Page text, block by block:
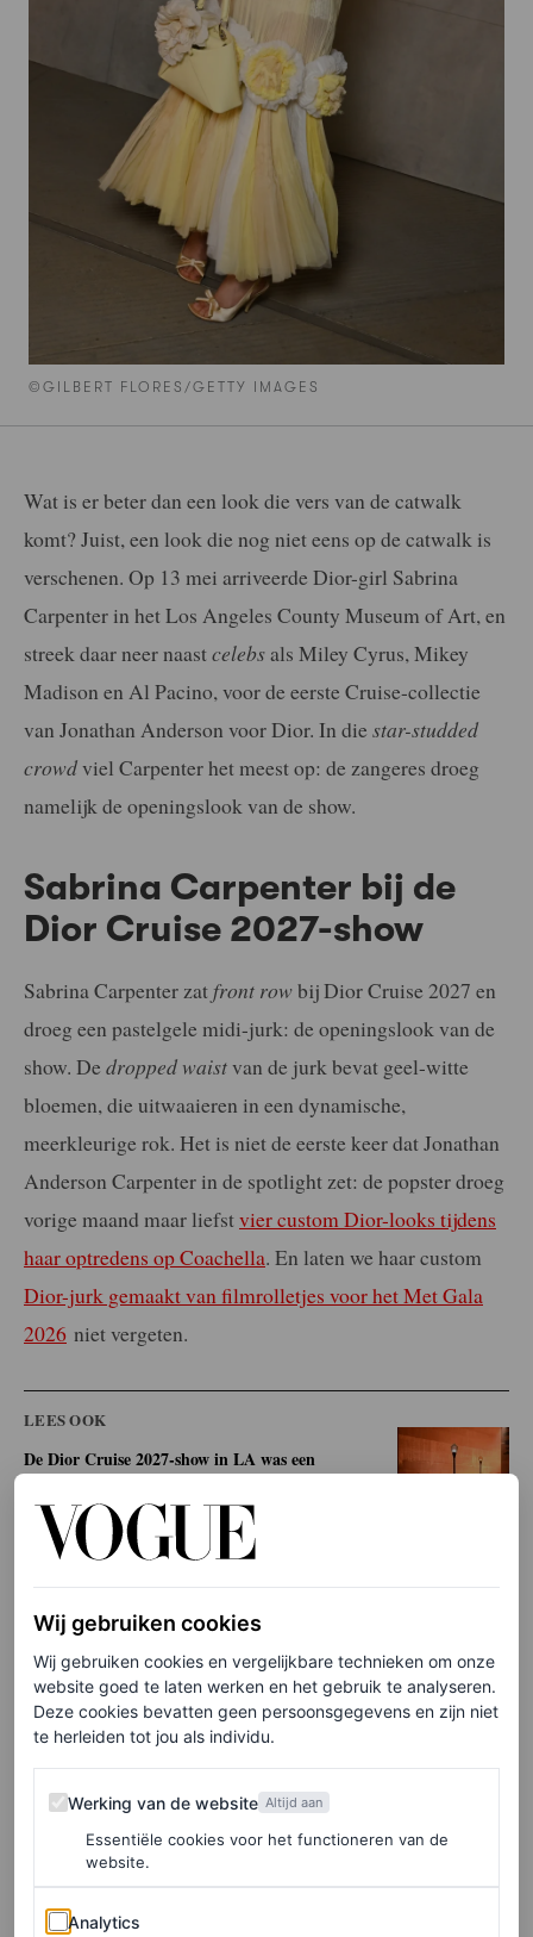
©GILBERT FLORES/GETTY IMAGES
Wat is er beter dan een look die vers van de catwalk
komt? Juist, een look die nog niet eens op de catwalk is
verschenen. Op 13 mei arriveerde Dior-girl Sabrina
Carpenter in het Los Angeles County Museum of Art, en
streek daar neer naastcelebsals Miley Cyrus, Mikey
Madison en Al Pacino, voor de eerste Cruise-collectie
van Jonathan Anderson voor Dior. In die star-studded
crowdviel Carpenter het meest op: de zangeres droeg
namelijk de openingslook van de show.
Sabrina Carpenter bij de
Dior Cruise 2027-show
Sabrina Carpenter zat front rowbij Dior Cruise 2027 en
droeg een pastelgele midi-jurk: de openingslook van de
show. De dropped waistvan de jurk bevat geel-witte
bloemen, die uitwaaieren in een dynamische,
meerkleurige rok. Het is niet de eerste keer dat Jonathan
Anderson Carpenter in de spotlight zet: de popster droeg
vorige maand maar liefstvier custom Dior-looks tijdens
haar optredens op Coachella. En laten we haar custom
Dior-jurk gemaakt van filmrolletjes voor het Met Gala
2026 niet vergeten.
LEES OOK
De Dior Cruise 2027-show in LA was een
Anderson het wilde
MAHORO SEWARD
Carpenter droeg dan misschien de openingslook, ze koos
wel voor een heel andere styling. Zo maakte ze van de
jurk eennaked dress: haar witte, kanten lingerie was
zichtbaar door de botergele plooien heen. Carpenter
accentueerde het witte kant met een haarstrik van
Wat haar accessoires betreft bleef de zangeres bij het
zachte kleurenpalet. Het model op de catwalk droeg
Wij gebruiken cookies
Wij gebruiken cookies en vergelijkbare technieken om onze
website goed te laten werken en het gebruik te analyseren.
Deze cookies bevatten geen persoonsgegevens en zijn niet
te herleiden tot jou als individu.
Werking van de website
Werking van de website Altijd aan
Essentiële cookies voor het functioneren van de
website.
Analytics
Analytics